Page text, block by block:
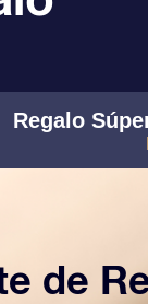
Regalo
de